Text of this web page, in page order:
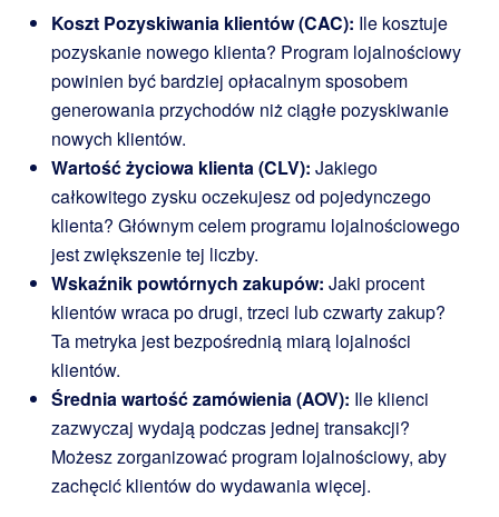
Koszt Pozyskiwania klientów (CAC): Ile kosztuje
pozyskanie nowego klienta? Program lojalnościowy
powinien być bardziej opłacalnym sposobem
generowania przychodów niż ciągłe pozyskiwanie
nowych klientów.
Wartość życiowa klienta (CLV): Jakiego
całkowitego zysku oczekujesz od pojedynczego
klienta? Głównym celem programu lojalnościowego
jest zwiększenie tej liczby.
Wskaźnik powtórnych zakupów: Jaki procent
klientów wraca po drugi, trzeci lub czwarty zakup?
Ta metryka jest bezpośrednią miarą lojalności
klientów.
Średnia wartość zamówienia (AOV): Ile klienci
zazwyczaj wydają podczas jednej transakcji?
Możesz zorganizować program lojalnościowy, aby
zachęcić klientów do wydawania więcej.